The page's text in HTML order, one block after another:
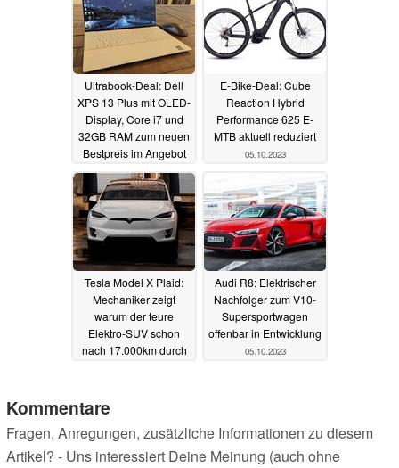
Ultrabook-Deal: Dell
XPS 13 Plus mit OLED-
Display, Core i7 und
32GB RAM zum neuen
Bestpreis im Angebot
06.10.2023
E-Bike-Deal: Cube
Reaction Hybrid
Performance 625 E-
MTB aktuell reduziert
05.10.2023
Tesla Model X Plaid:
Mechaniker zeigt
warum der teure
Elektro-SUV schon
nach 17.000km durch
Audi R8: Elektrischer
Nachfolger zum V10-
Supersportwagen
offenbar in Entwicklung
05.10.2023
Kommentare
Fragen, Anregungen, zusätzliche Informationen zu diesem
Artikel? - Uns interessiert Deine Meinung (auch ohne